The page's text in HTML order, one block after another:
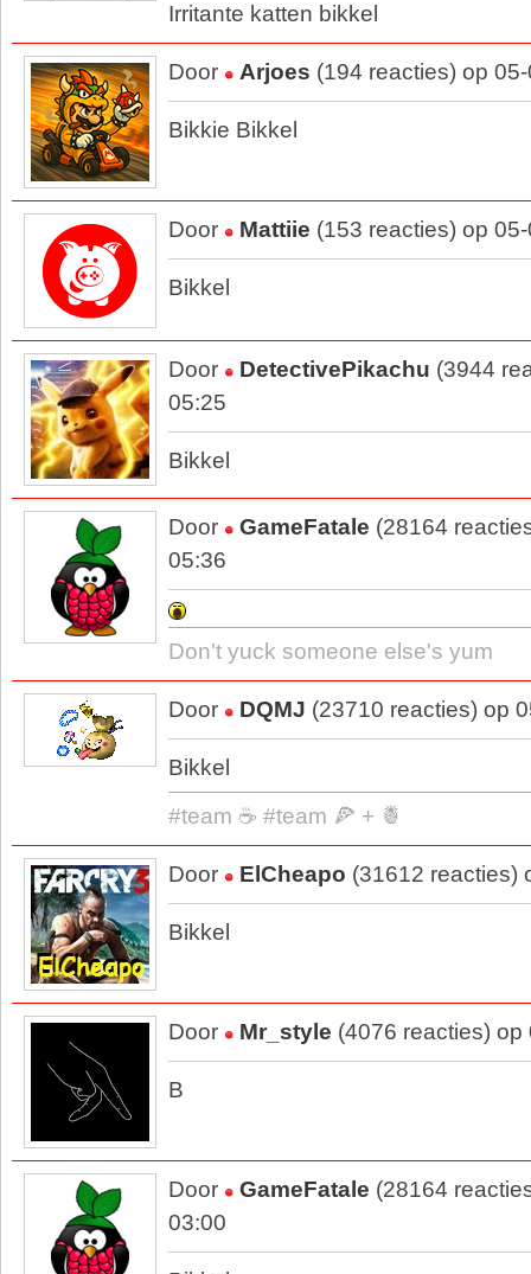
Irritante katten bikkel
Door Arjoes (194 reacties) op
Bikkie Bikkel
Door Mattiie (153 reacties) op
Bikkel
Door DetectivePikachu (3944
05:25
Bikkel
Door GameFatale (28164
05:36
Don't yuck someone else's yum
Door DQMJ (23710 reacties) op
Bikkel
#team ☕ #team 🍕 + 🍍
Door ElCheapo (31612 reacties)
Bikkel
Door Mr_style (4076 reacties)
B
Door GameFatale (28164
03:00